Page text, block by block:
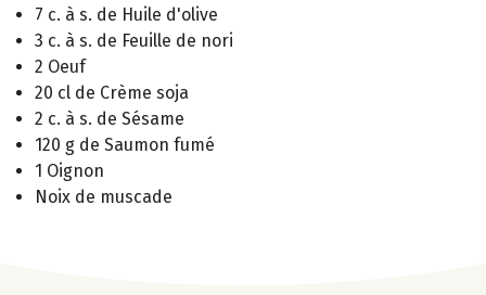
7 c. à s. de Huile d'olive
3 c. à s. de Feuille de nori
2 Oeuf
20 cl de Crème soja
2 c. à s. de Sésame
120 g de Saumon fumé
1 Oignon
Noix de muscade